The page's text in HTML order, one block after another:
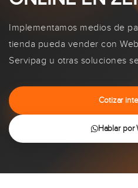
Implementamos medios de
tienda pueda vender con
Servipag u otras soluciones
Cotizar
Hablar por